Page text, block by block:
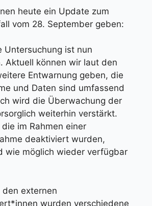
heute ein Update zum
vom 28. September geben:
Untersuchung ist nun
Aktuell können wir laut den
Entwarnung geben, die
und Daten sind umfassend
wird die Überwachung der
weiterhin verstärkt.
im Rahmen einer
deaktiviert wurden,
wie möglich wieder verfügbar
externen
wurden verschiedene